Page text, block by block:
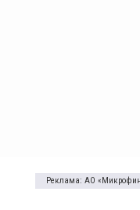
Реклама: АО